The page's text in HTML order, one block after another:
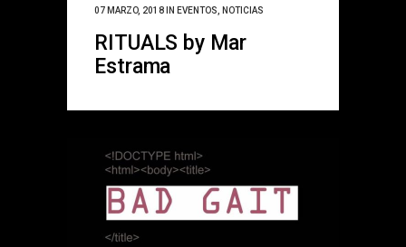
07 MARZO, 2018 IN EVENTOS, NOTICIAS
RITUALS by Mar
Estrama